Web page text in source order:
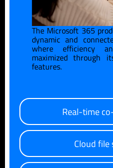
The Microsoft 365
dynamic and
where efficiency
maximized through
features.
Real-time
Cloud file